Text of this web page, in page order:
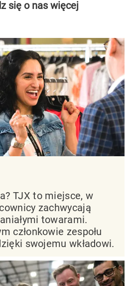
się o nas więcej
TJX to miejsce, w
zachwycają
towarami.
członkowie zespołu
swojemu wkładowi.